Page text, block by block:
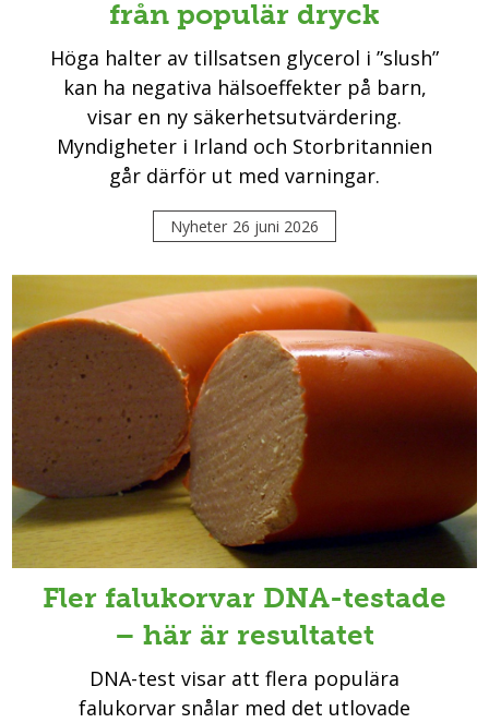
från populär dryck
Höga halter av tillsatsen glycerol i ”slush”
kan ha negativa hälsoeffekter på barn,
visar en ny säkerhetsutvärdering.
Myndigheter i Irland och Storbritannien
går därför ut med varningar.
Nyheter 26 juni 2026
Fler falukorvar DNA-testade
– här är resultatet
DNA-test visar att flera populära
falukorvar snålar med det utlovade